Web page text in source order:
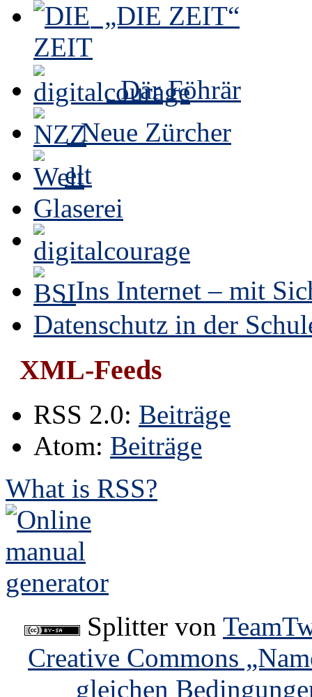
„DIE ZEIT“
Där Föhrär
Neue Zürcher
elt
Glaserei
Ins Internet – mit
Datenschutz in der
XML-Feeds
RSS 2.0: Beiträge
Atom: Beiträge
What is RSS?
Splitter von
Creative Commons
gleichen